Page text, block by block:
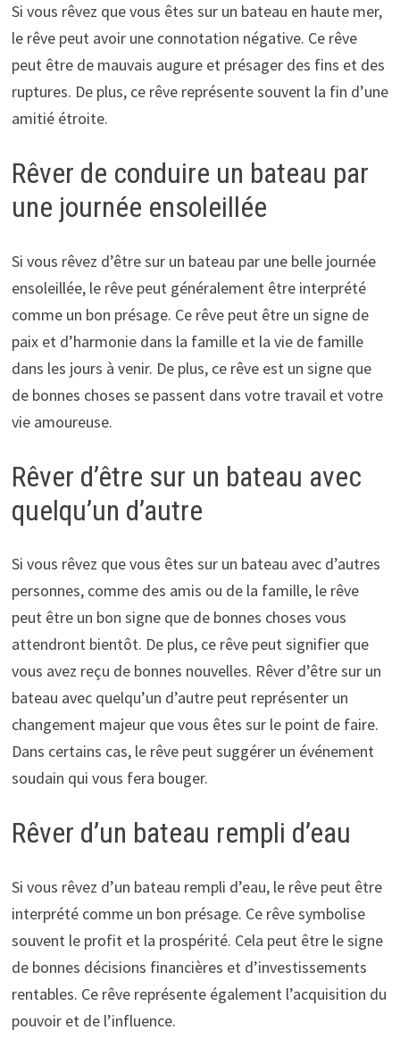
Si vous rêvez que vous êtes sur un bateau en haute mer,
le rêve peut avoir une connotation négative. Ce rêve
peut être de mauvais augure et présager des fins et des
ruptures. De plus, ce rêve représente souvent la fin d’une
amitié étroite.
Rêver de conduire un bateau par
une journée ensoleillée
Si vous rêvez d’être sur un bateau par une belle journée
ensoleillée, le rêve peut généralement être interprété
comme un bon présage. Ce rêve peut être un signe de
paix et d’harmonie dans la famille et la vie de famille
dans les jours à venir. De plus, ce rêve est un signe que
de bonnes choses se passent dans votre travail et votre
vie amoureuse.
Rêver d’être sur un bateau avec
quelqu’un d’autre
Si vous rêvez que vous êtes sur un bateau avec d’autres
personnes, comme des amis ou de la famille, le rêve
peut être un bon signe que de bonnes choses vous
attendront bientôt. De plus, ce rêve peut signifier que
vous avez reçu de bonnes nouvelles. Rêver d’être sur un
bateau avec quelqu’un d’autre peut représenter un
changement majeur que vous êtes sur le point de faire.
Dans certains cas, le rêve peut suggérer un événement
soudain qui vous fera bouger.
Rêver d’un bateau rempli d’eau
Si vous rêvez d’un bateau rempli d’eau, le rêve peut être
interprété comme un bon présage. Ce rêve symbolise
souvent le profit et la prospérité. Cela peut être le signe
de bonnes décisions financières et d’investissements
rentables. Ce rêve représente également l’acquisition du
pouvoir et de l’influence.